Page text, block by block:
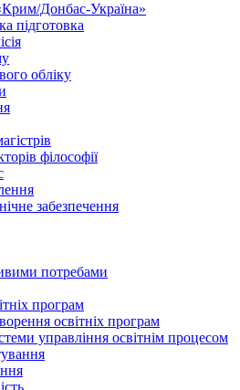
Донбас-Україна»
підготовка
обліку
філософії
забезпечення
потребами
програм
освітніх програм
управління освітнім процесом